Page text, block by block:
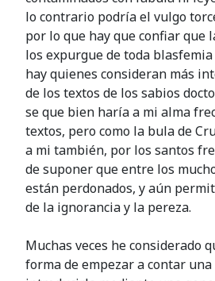
lo contrario podría el vulgo
por lo que hay que confiar que
los expurgue de toda
hay quienes consideran más
de los textos de los sabios
se que bien haría a mi alma
textos, pero como la bula de
a mi también, por los santos
de suponer que entre los
están perdonados, y aún
de la ignorancia y la pereza.
Muchas veces he considerado
forma de empezar a contar